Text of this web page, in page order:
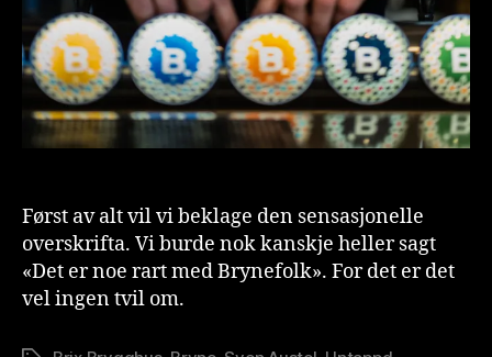
Først av alt vil vi beklage den sensasjonelle
overskrifta. Vi burde nok kanskje heller sagt
«Det er noe rart med Brynefolk». For det er det
vel ingen tvil om.